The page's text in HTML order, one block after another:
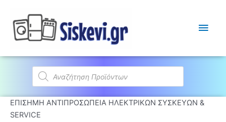
Products
search
ΕΠΙΣΗΜΗ ΑΝΤΙΠΡΟΣΩΠΕΙΑ ΗΛΕΚΤΡΙΚΩΝ ΣΥΣΚΕΥΩΝ &
SERVICE